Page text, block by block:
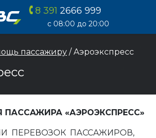
ЦАВС
8 391 2666 999
с 08:00 до 20:00
пассажиру / Аэроэкспресс
ПАССАЖИРА «АЭРОЭКСПРЕСС»
ПЕРЕВОЗОК ПАССАЖИРОВ,